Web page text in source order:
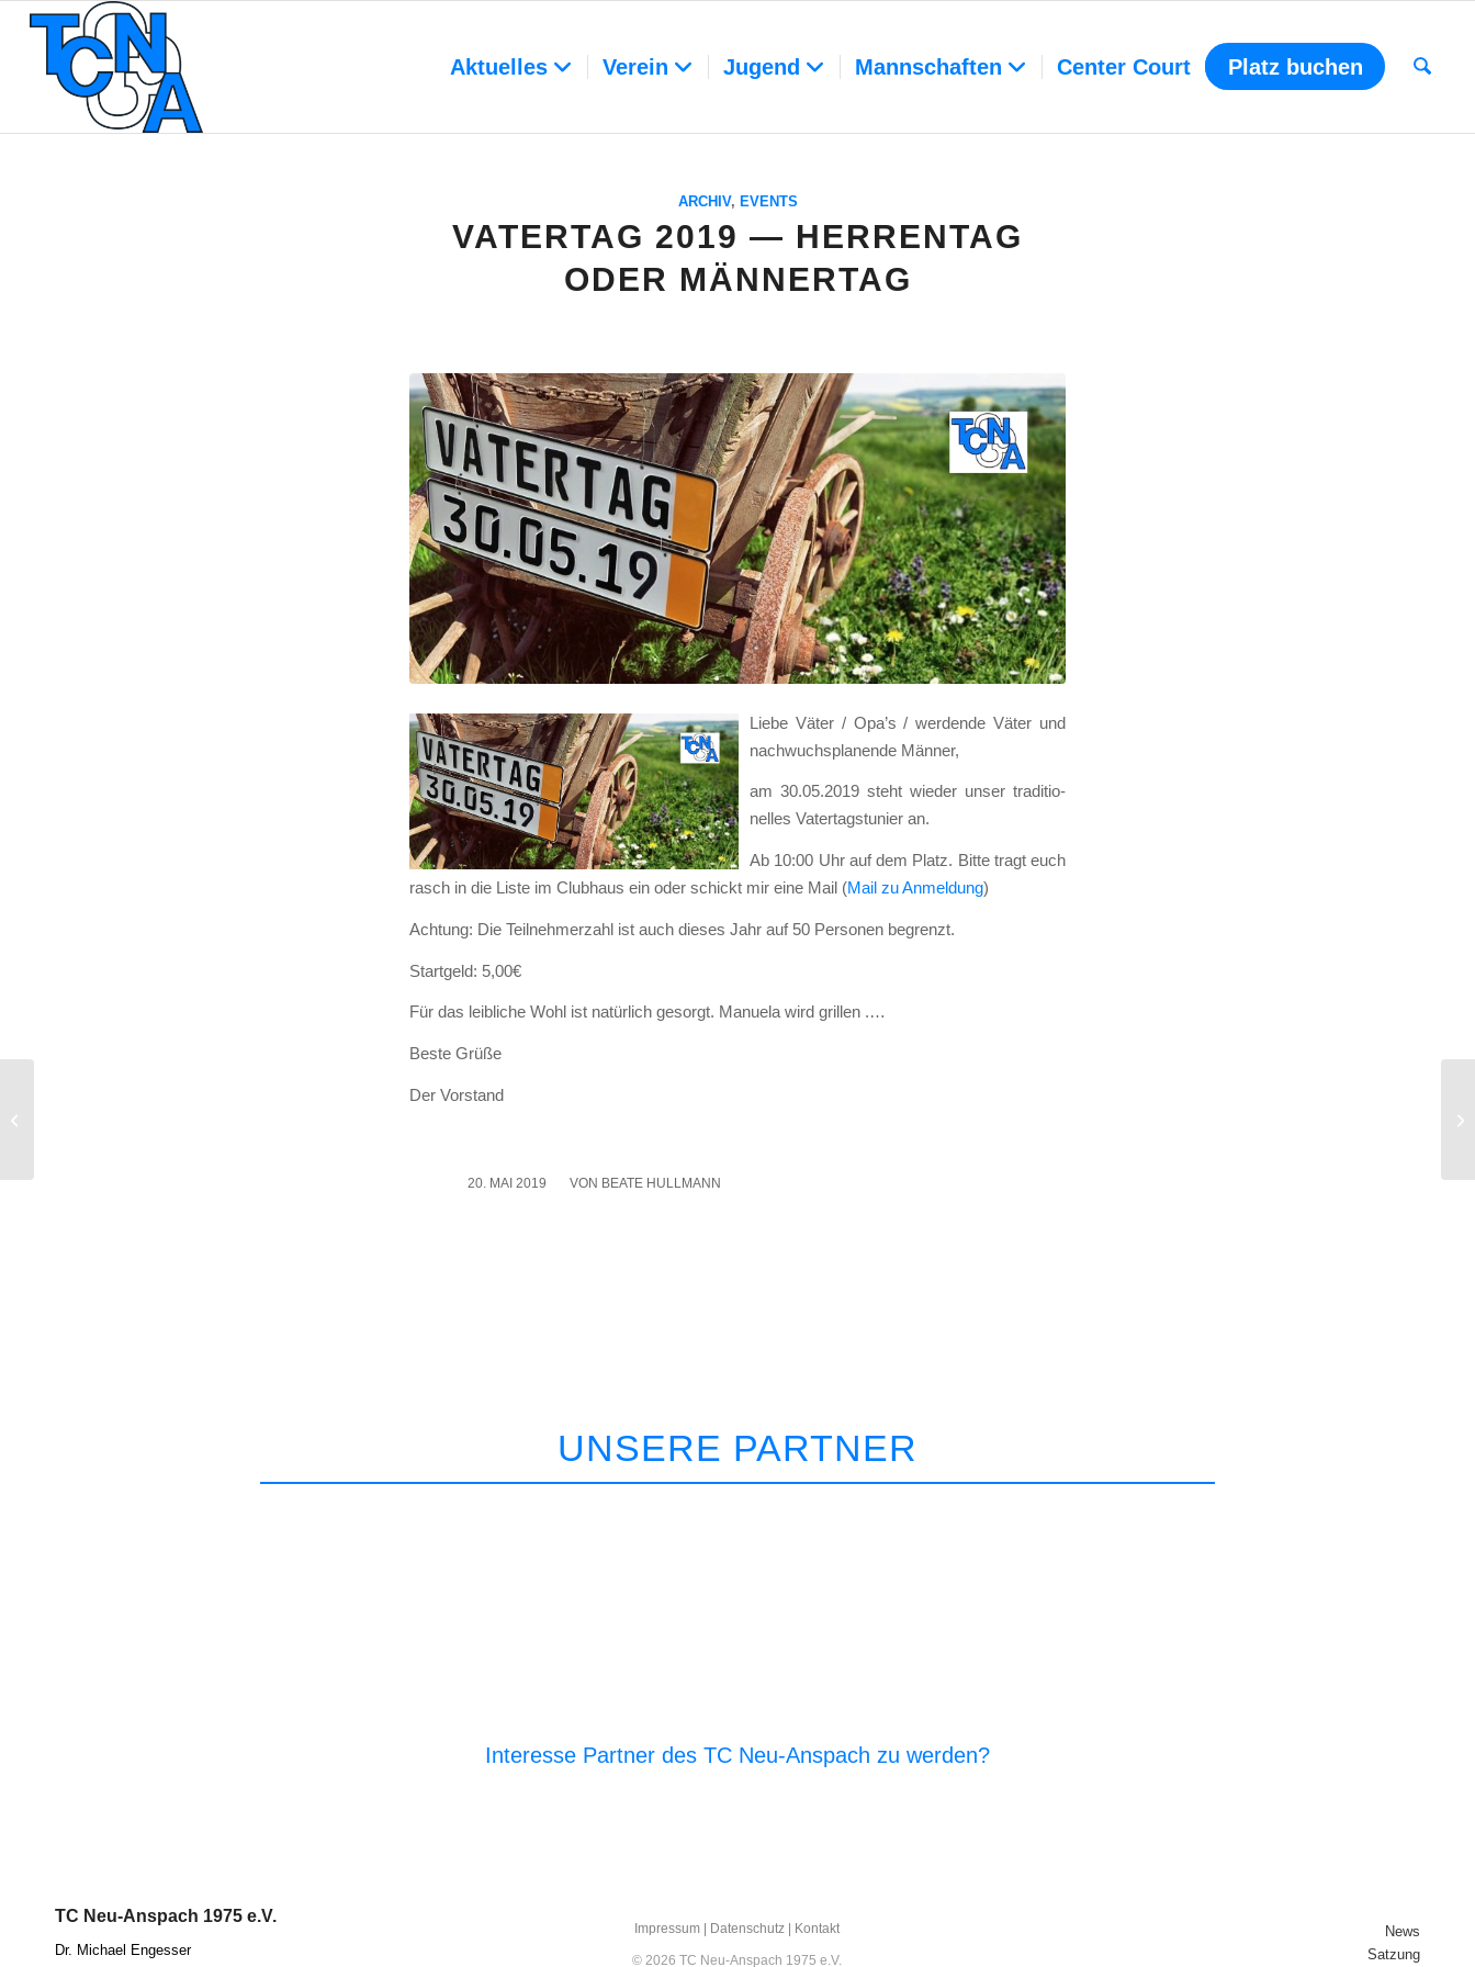
Aktuelles Verein Jugend Mannschaften Center Court Platz buchen
ARCHIV, EVENTS
VATERTAG 2019 — HERRENTAG
ODER MÄNNERTAG
Lie­be Väter / Opa’s / wer­den­de Väter und
nach­wuchs­pla­nen­de Män­ner,
am 30.05.2019 steht wie­der unser tra­di­tio­
nel­les Vater­tags­tu­nier an.
Ab 10:00 Uhr auf dem Platz. Bit­te tragt euch
rasch in die Lis­te im Club­haus ein oder schickt mir eine Mail (Mail zu Anmel­dung)
Ach­tung: Die Teil­neh­mer­zahl ist auch die­ses Jahr auf 50 Per­so­nen begrenzt.
Start­geld: 5,00€
Für das leib­li­che Wohl ist natür­lich gesorgt. Manue­la wird gril­len .…
Bes­te Grü­ße
Der Vor­stand
20. MAI 2019
/ VON BEATE HULLMANN
UNSERE PARTNER
Interesse Partner des TC Neu-Anspach zu werden?
TC Neu-Anspach 1975 e.V.
Dr. Micha­el Eng­es­ser
Impres­sum | Daten­schutz | Kon­takt
© 2026 TC Neu-Anspach 1975 e.V.
News
Sat­zung